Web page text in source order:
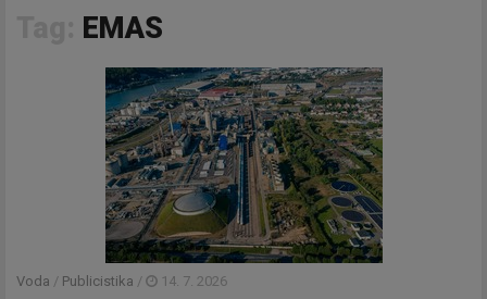
EMAS
Voda / Publicistika / 14. 7. 2026